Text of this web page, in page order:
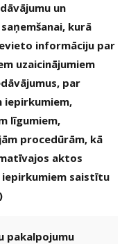
un
kurā
informāciju par
uzaicinājumiem
par
iepirkumiem,
līgumiem,
procedūrām, kā
aktos
saistītu
pakalpojumu